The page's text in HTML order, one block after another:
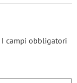
I campi obbligatori